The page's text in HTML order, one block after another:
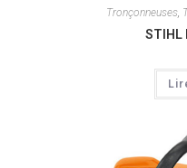
Tronçonneuses,
STIHL